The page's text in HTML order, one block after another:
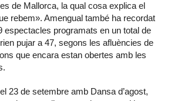
de Mallorca, la qual cosa explica el
rebem». Amengual també ha recordat
espectacles programats en un total de
pujar a 47, segons les afluències de
que encara estan obertes amb les
23 de setembre amb Dansa d’agost,